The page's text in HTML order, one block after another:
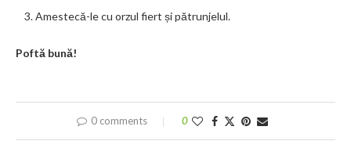
Amestecă-le cu orzul fiert și pătrunjelul.
Poftă bună!
0 comments 0